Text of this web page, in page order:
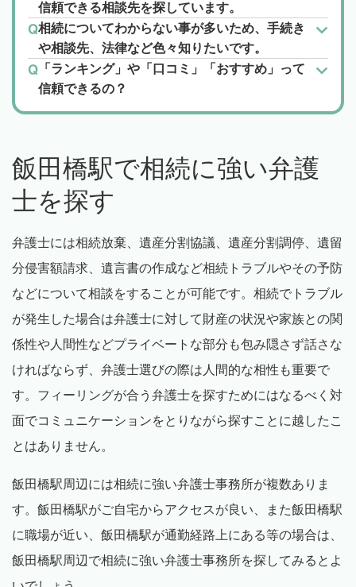
信頼できる相談先を探しています。
相続についてわからない事が多いため、手続き
や相談先、法律など色々知りたいです。
「ランキング」や「口コミ」「おすすめ」って
信頼できるの？
飯田橋駅で相続に強い弁護
士を探す
弁護士には相続放棄、遺産分割協議、遺産分割調停、遺留
分侵害額請求、遺言書の作成など相続トラブルやその予防
などについて相談をすることが可能です。相続でトラブル
が発生した場合は弁護士に対して財産の状況や家族との関
係性や人間性などプライベートな部分も包み隠さず話さな
ければならず、弁護士選びの際は人間的な相性も重要で
す。フィーリングが合う弁護士を探すためにはなるべく対
面でコミュニケーションをとりながら探すことに越したこ
とはありません。
飯田橋駅周辺には相続に強い弁護士事務所が複数ありま
す。飯田橋駅がご自宅からアクセスが良い、また飯田橋駅
に職場が近い、飯田橋駅が通勤経路上にある等の場合は、
飯田橋駅周辺で相続に強い弁護士事務所を探してみるとよ